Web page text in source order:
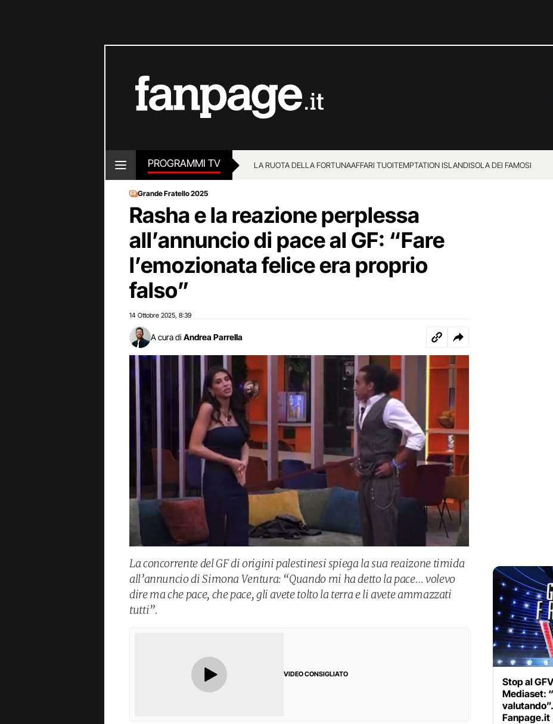
PROGRAMMI TV LA RUOTA DELLA FORTUNAAFFARI TUOITEMPTATION ISLANDISOLA DEI FAMOSI
Grande Fratello 2025
Rasha e la reazione perplessa
all’annuncio di pace al GF: “Fare
l’emozionata felice era proprio
falso”
14 Ottobre 2025 8:39
A cura di Andrea Parrella
La concorrente del GF di origini palestinesi spiega la sua reaizone timida
all’annuncio di Simona Ventura: “Quando mi ha detto la pace… volevo
dire ma che pace, che pace, gli avete tolto la terra e li avete ammazzati
tutti”.
VIDEO CONSIGLIATO
Stop al
Mediaset:
Fanpage.it